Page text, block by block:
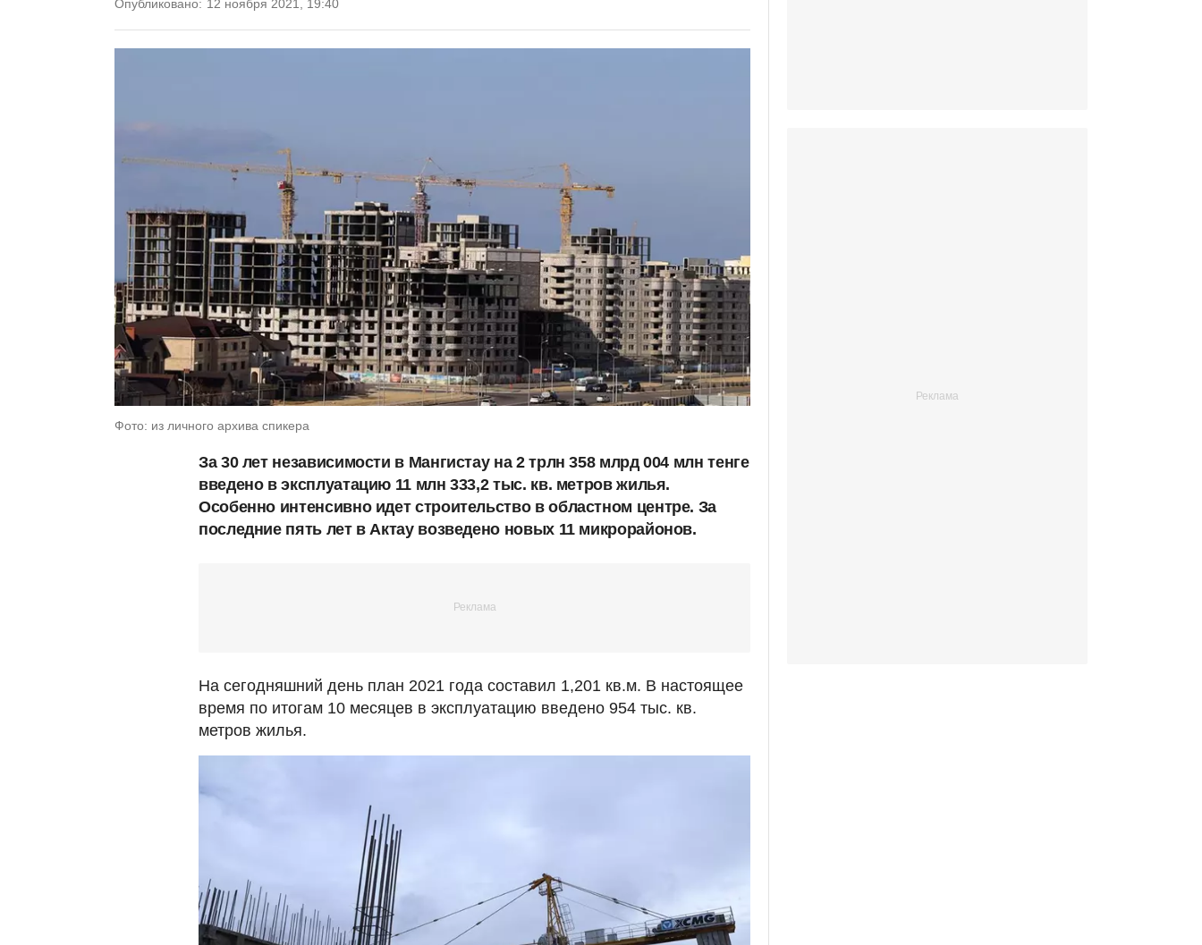
Опубликовано: 12 ноября 2021, 19:40
Фото: из личного архива спикера
За 30 лет независимости в Мангистау на 2 трлн 358 млрд 004 млн тенге
введено в эксплуатацию 11 млн 333,2 тыс. кв. метров жилья.
Особенно интенсивно идет строительство в областном центре. За
последние пять лет в Актау возведено новых 11 микрорайонов.
На сегодняшний день план 2021 года составил 1,201 кв.м. В настоящее
время по итогам 10 месяцев в эксплуатацию введено 954 тыс. кв.
метров жилья.